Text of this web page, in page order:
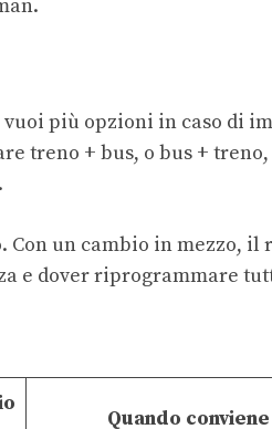
.
vuoi più opzioni in caso di
treno + bus, o bus + treno,
Con un cambio in mezzo, il
e dover riprogrammare
Quando conviene